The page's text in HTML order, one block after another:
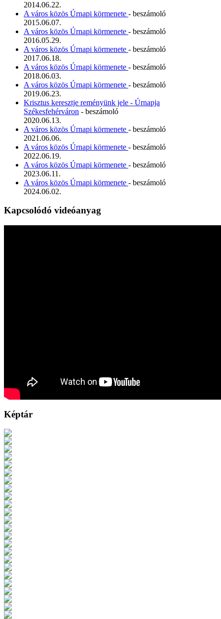
2014.06.22.
A város közös Úrnapi körmenete - beszámoló
2015.06.07.
A város közös Úrnapi körmenete - beszámoló
2016.05.29.
A város közös Úrnapi körmenete - beszámoló
2017.06.18.
A város közös Úrnapi körmenete - beszámoló
2018.06.03.
A város közös Úrnapi körmenete - beszámoló
2019.06.23.
Krisztus keresztje reményünk jele - Úrnapja
Székesfehérváron - beszámoló
2020.06.13.
A város közös Úrnapi körmenete - beszámoló
2021.06.06.
A város közös Úrnapi körmenete - beszámoló
2022.06.19.
A város közös Úrnapi körmenete - beszámoló
2023.06.11.
A város közös Úrnapi körmenete - beszámoló
2024.06.02.
Kapcsolódó videóanyag
Képtár